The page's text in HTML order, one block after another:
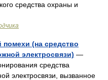
средства охраны и
помехи (на средство
электросвязи) —
средства
электросвязи, вызванное